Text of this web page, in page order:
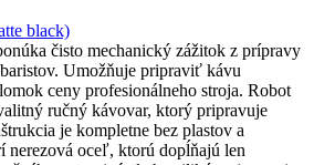
black)
čisto mechanický zážitok z prípravy
Umožňuje pripraviť kávu
ceny profesionálneho stroja. Robot
ručný kávovar, ktorý pripravuje
je kompletne bez plastov a
nerezová oceľ, ktorú dopĺňajú len